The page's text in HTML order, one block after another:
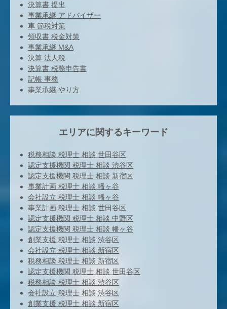
決算書 提出
事業承継 アドバイザー
車 節税対策
領収書 税金対策
事業承継 M&A
決算 法人税
決算書 税務申告書
記帳 事務
事業承継 やり方
エリアに関するキーワード
税務相談 税理士 相談 世田谷区
認定支援機関 税理士 相談 渋谷区
認定支援機関 税理士 相談 新宿区
事業計画 税理士 相談 幡ヶ谷
会社設立 税理士 相談 幡ヶ谷
事業計画 税理士 相談 世田谷区
認定支援機関 税理士 相談 中野区
認定支援機関 税理士 相談 幡ヶ谷
創業支援 税理士 相談 渋谷区
会社設立 税理士 相談 新宿区
税務相談 税理士 相談 新宿区
認定支援機関 税理士 相談 世田谷区
税務相談 税理士 相談 渋谷区
会社設立 税理士 相談 渋谷区
創業支援 税理士 相談 新宿区